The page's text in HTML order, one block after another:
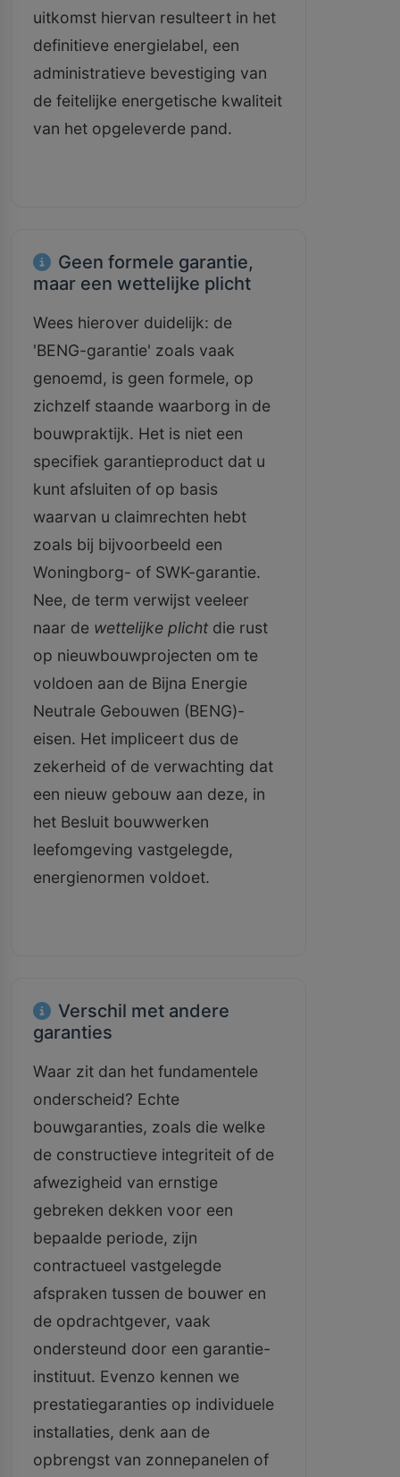
uitkomst hiervan resulteert in het
definitieve energielabel, een
administratieve bevestiging van
de feitelijke energetische kwaliteit
van het opgeleverde pand.
Geen formele garantie,
maar een wettelijke plicht
Wees hierover duidelijk: de
'BENG-garantie' zoals vaak
genoemd, is geen formele, op
zichzelf staande waarborg in de
bouwpraktijk. Het is niet een
specifiek garantieproduct dat u
kunt afsluiten of op basis
waarvan u claimrechten hebt
zoals bij bijvoorbeeld een
Woningborg- of SWK-garantie.
Nee, de term verwijst veeleer
naar de wettelijke plicht die rust
op nieuwbouwprojecten om te
voldoen aan de Bijna Energie
Neutrale Gebouwen (BENG)-
eisen. Het impliceert dus de
zekerheid of de verwachting dat
een nieuw gebouw aan deze, in
het Besluit bouwwerken
leefomgeving vastgelegde,
energienormen voldoet.
Verschil met andere
garanties
Waar zit dan het fundamentele
onderscheid? Echte
bouwgaranties, zoals die welke
de constructieve integriteit of de
afwezigheid van ernstige
gebreken dekken voor een
bepaalde periode, zijn
contractueel vastgelegde
afspraken tussen de bouwer en
de opdrachtgever, vaak
ondersteund door een garantie-
instituut. Evenzo kennen we
prestatiegaranties op individuele
installaties, denk aan de
opbrengst van zonnepanelen of